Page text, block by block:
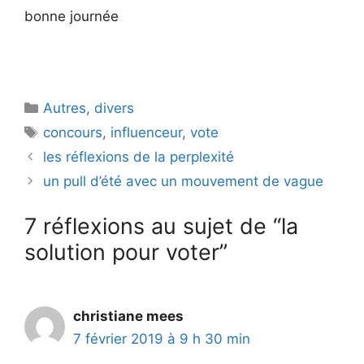
bonne journée
Catégories
Autres, divers
Étiquettes
concours, influenceur,vote
les réflexions de la perplexité
un pull d’été avec un mouvement de vague
7 réflexions au sujet de “la
solution pour voter”
christiane mees
7 février 2019 à 9 h 30 min